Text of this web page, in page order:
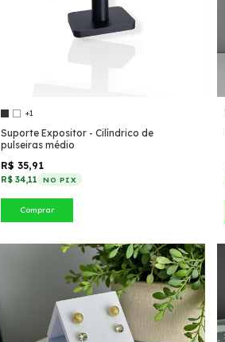
+1
Suporte Expositor - Cilíndrico de
pulseiras médio
R$ 35,91
R$ 34,11 NO PIX
Comprar